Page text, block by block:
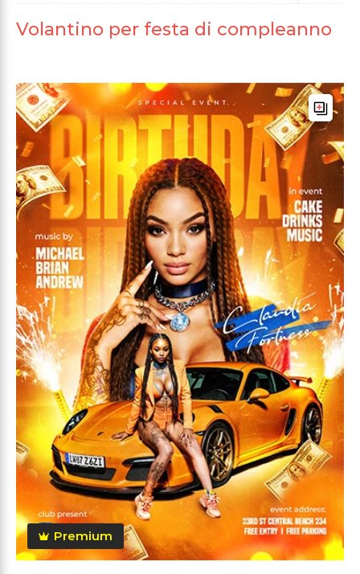
Volantino per festa di compleanno
Premium